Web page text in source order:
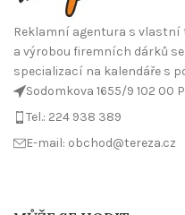
Reklamní agentura s vlastní
a výrobou firemních dárků se
specializací na kalendáře s
Sodomkova 1655/9 102 00
Tel.: 224 938 389
E-mail: obchod@tereza.cz